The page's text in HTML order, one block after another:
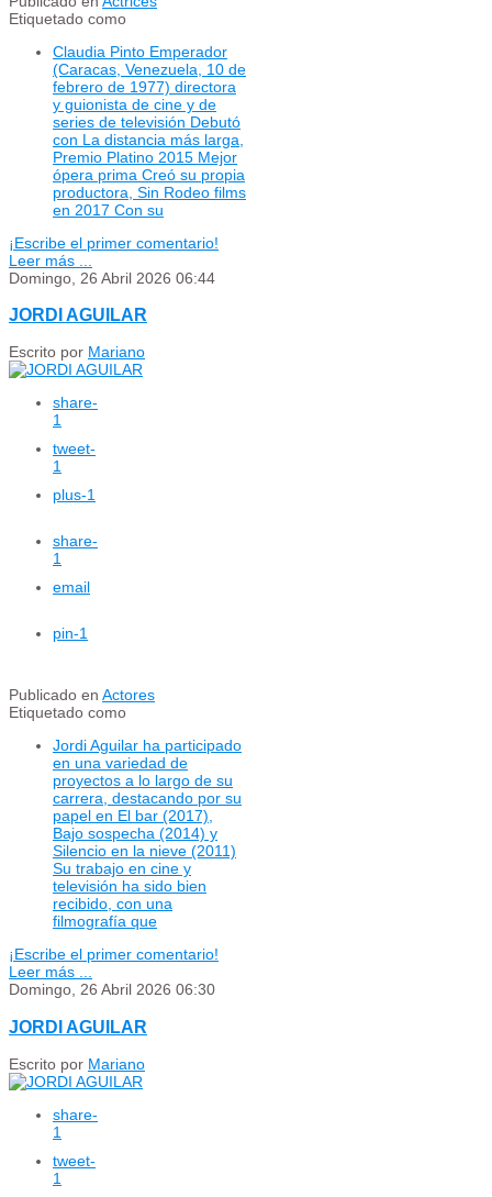
Etiquetado como
Claudia Pinto Emperador
(Caracas, Venezuela, 10 de
febrero de 1977) directora
y guionista de cine y de
series de televisión Debutó
con La distancia más larga,
Premio Platino 2015 Mejor
ópera prima Creó su propia
productora, Sin Rodeo films
en 2017 Con su
¡Escribe el primer comentario!
Leer más ...
Domingo, 26 Abril 2026 06:44
JORDI AGUILAR
Escrito por Mariano
share-
1
tweet-
1
plus-1
share-
1
email
pin-1
Publicado en Actores
Etiquetado como
Jordi Aguilar ha participado
en una variedad de
proyectos a lo largo de su
carrera, destacando por su
papel en El bar (2017),
Bajo sospecha (2014) y
Silencio en la nieve (2011)
Su trabajo en cine y
televisión ha sido bien
recibido, con una
filmografía que
¡Escribe el primer comentario!
Leer más ...
Domingo, 26 Abril 2026 06:30
JORDI AGUILAR
Escrito por Mariano
share-
1
tweet-
1